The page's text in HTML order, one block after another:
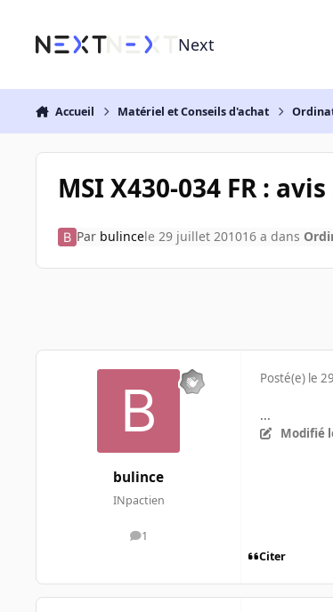
Next
Accueil Matériel et Conseils d'achat
MSI X430-034 FR :
Par bulincele 29 juillet 201016 a dans
bulince
INpactien
1
messages
Posté(e) le
...
Modifié
Citer